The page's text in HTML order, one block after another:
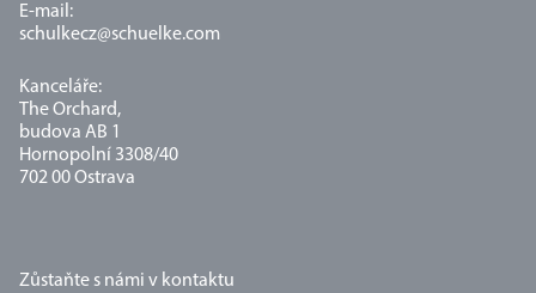
E-mail:
schulkecz@schuelke.com
Kanceláře:
The Orchard,
budova AB 1
Hornopolní 3308/40
702 00 Ostrava
Zůstaňte s námi v kontaktu